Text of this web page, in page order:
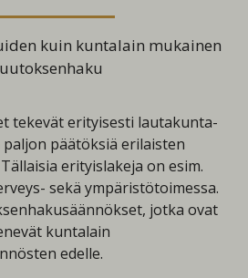
kuin kuntalain mukainen
tekevät erityisesti lautakunta-
päätöksiä erilaisten
Tällaisia erityislakeja on esim.
sekä ympäristötoimessa.
jotka ovat
kuntalain
edelle.